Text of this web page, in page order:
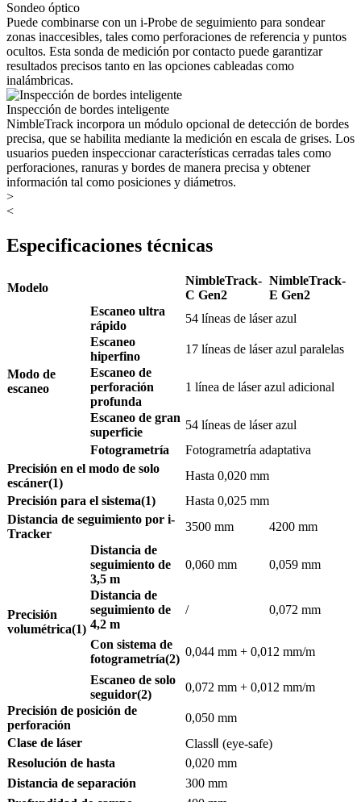
Sondeo óptico
Puede combinarse con un i-Probe de seguimiento para sondear
zonas inaccesibles, tales como perforaciones de referencia y puntos
ocultos. Esta sonda de medición por contacto puede garantizar
resultados precisos tanto en las opciones cableadas como
inalámbricas.
Inspección de bordes inteligente
NimbleTrack incorpora un módulo opcional de detección de bordes
precisa, que se habilita mediante la medición en escala de grises. Los
usuarios pueden inspeccionar características cerradas tales como
perforaciones, ranuras y bordes de manera precisa y obtener
información tal como posiciones y diámetros.
>
<
Especificaciones técnicas
Modelo
NimbleTrack-
C Gen2
NimbleTrack-
E Gen2
Modo de
escaneo
Escaneo ultra
rápido
54 líneas de láser azul
Escaneo
hiperfino
17 líneas de láser azul paralelas
Escaneo de
perforación
profunda
1 línea de láser azul adicional
Escaneo de gran
superficie
54 líneas de láser azul
Fotogrametría
Fotogrametría adaptativa
Precisión en el modo de solo
escáner(1)
Hasta 0,020 mm
Precisión para el sistema(1)
Hasta 0,025 mm
Distancia de seguimiento por i-
Tracker
3500 mm 4200 mm
Precisión
volumétrica(1)
Distancia de
seguimiento de
3,5 m
0,060 mm 0,059 mm
Distancia de
seguimiento de
4,2 m
/ 0,072 mm
Con sistema de
fotogrametría(2)
0,044 mm + 0,012 mm/m
Escaneo de solo
seguidor(2)
0,072 mm + 0,012 mm/m
Precisión de posición de
perforación
0,050 mm
Clase de láser
ClassⅡ (eye-safe)
Resolución de hasta
0,020 mm
Distancia de separación
300 mm